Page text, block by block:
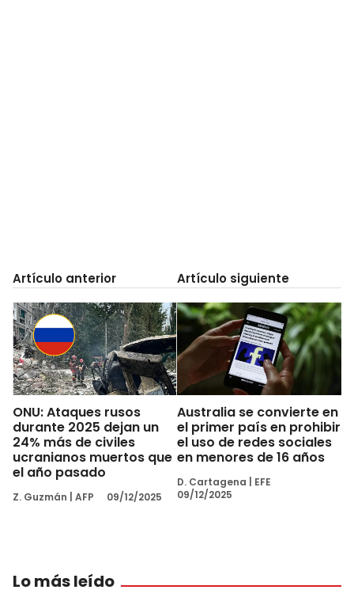
Artículo anterior
ONU: Ataques rusos
durante 2025 dejan un
24% más de civiles
ucranianos muertos que
el año pasado
Z. Guzmán AFP 09/12/2025
Artículo siguiente
Australia se convierte en
el primer país en prohibir
el uso de redes sociales
en menores de 16 años
D. Cartagena
EFE
09/12/2025
Lo más leído